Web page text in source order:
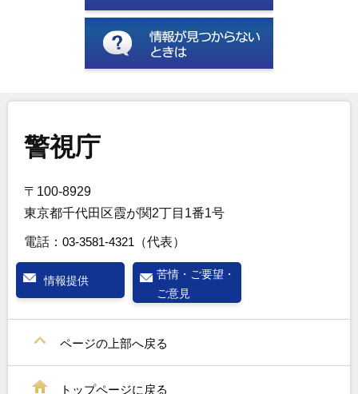
警視庁
〒100-8929
東京都千代田区霞が関2丁目1番1号
電話： 03-3581-4321 （代表）
情報提供
苦情・ご要望・
ご意見
ページの上部へ戻る
トップページに戻る